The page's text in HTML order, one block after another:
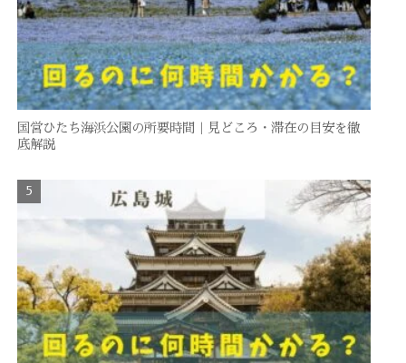
国営ひたち海浜公園の所要時間｜見どころ・滞在の目安を徹
底解説